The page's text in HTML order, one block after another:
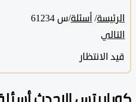
/ أسئلة/س 61234
الانتظار